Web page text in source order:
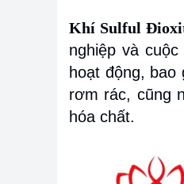
Khí Sulful
nghiệp và
hoạt động,
rơm rác, cũng
hóa chất.